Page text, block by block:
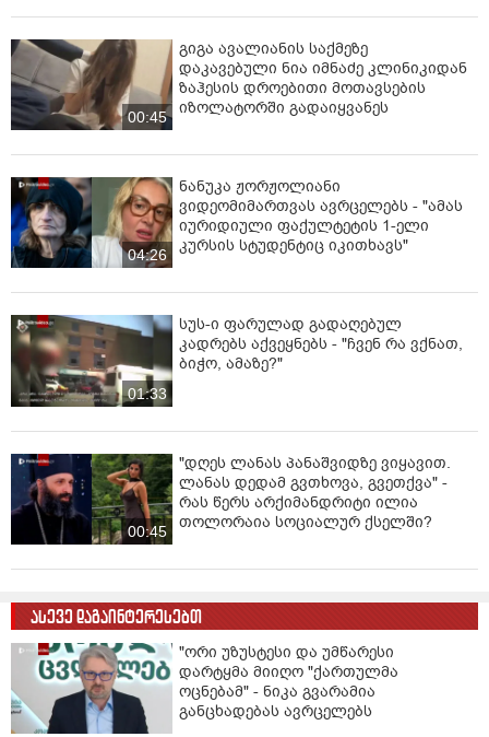
00:45
გიგა ავალიანის საქმეზე
დაკავებული ნია იმნაძე კლინიკიდან
ზაჰესის დროებითი მოთავსების
იზოლატორში გადაიყვანეს
04:26
ნანუკა ჟორჟოლიანი
ვიდეომიმართვას ავრცელებს - "ამას
იურიდიული ფაქულტეტის 1-ელი
კურსის სტუდენტიც იკითხავს"
01:33
სუს-ი ფარულად გადაღებულ
კადრებს აქვეყნებს - "ჩვენ რა ვქნათ,
ბიჭო, ამაზე?"
00:45
"დღეს ლანას პანაშვიდზე ვიყავით.
ლანას დედამ გვთხოვა, გვეთქვა" -
რას წერს არქიმანდრიტი ილია
თოლორაია სოციალურ ქსელში?
ასევე დაგაინტერესებთ
"ორი უზუსტესი და უმწარესი
დარტყმა მიიღო "ქართულმა
ოცნებამ" - ნიკა გვარამია
განცხადებას ავრცელებს